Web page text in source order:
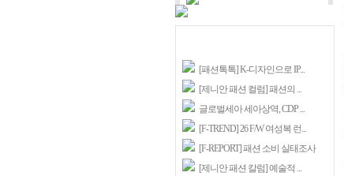
[패션톡톡] K-디자인으로 IP...
[제니안 패션 컬럼] 패션의 ...
글로벌세아 세아상역, CDP ...
[F-TREND] 26 F/W 여성복 런...
[F-REPORT] 패션 소비 실태조사
[제니안 패션 칼럼] 예술적 ...